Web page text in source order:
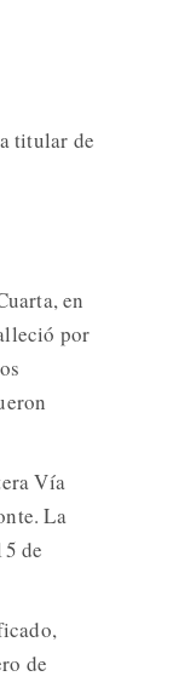
titular de
en
por
Vía
La
de
de